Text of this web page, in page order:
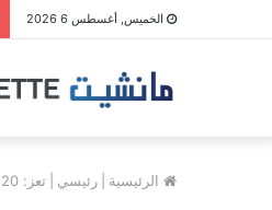
الخميس, أغسطس 6 2026
الرئيسية رئيسي تعز: 220 مريضًا بالفشل الكلوي مهددون بالموت